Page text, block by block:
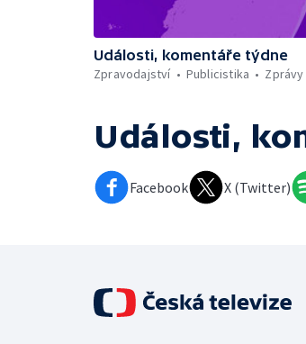
Události, komentáře týdne
Zpravodajství
Publicistika Zprávy
Události,
Facebook X (Twitter)